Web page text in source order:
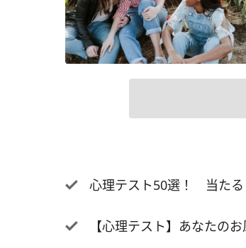
心理テスト50選！ 当たる
【心理テスト】あなたの